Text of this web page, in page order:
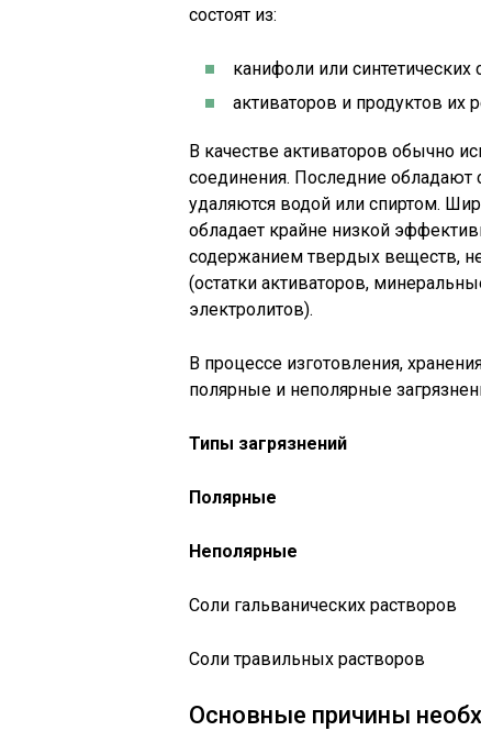
состоят из:
канифоли или синтетических
активаторов и продуктов их
В качестве активаторов обычно
соединения. Последние обладают
удаляются водой или спиртом.
обладает крайне низкой
содержанием твердых веществ,
(остатки активаторов,
электролитов).
В процессе изготовления,
полярные и неполярные
Типы загрязнений
Полярные
Неполярные
Соли гальванических растворов
Соли травильных растворов
Основные причины